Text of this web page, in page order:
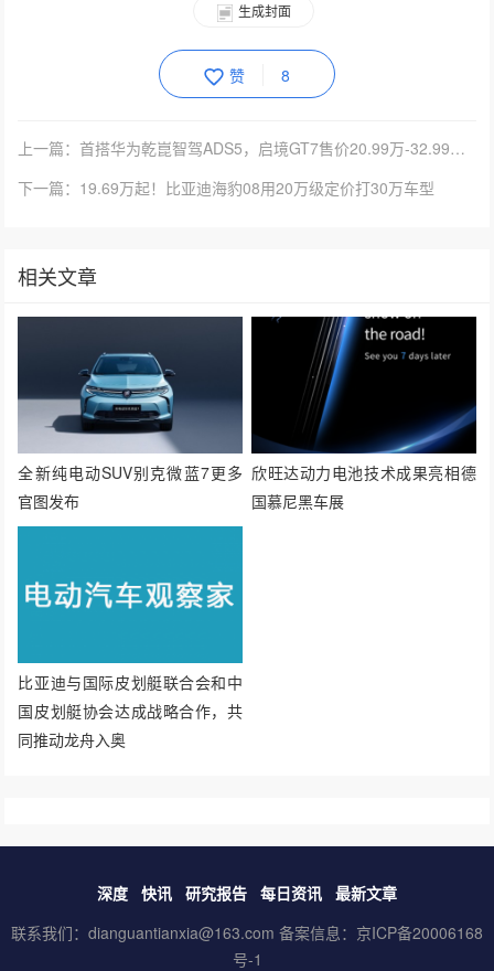
生成封面
赞 8
上一篇：首搭华为乾崑智驾ADS5，启境GT7售价20.99万-32.99万元
下一篇：19.69万起！比亚迪海豹08用20万级定价打30万车型
相关文章
全新纯电动SUV别克微蓝7更多
官图发布
欣旺达动力电池技术成果亮相德
国慕尼黑车展
比亚迪与国际皮划艇联合会和中
国皮划艇协会达成战略合作，共
同推动龙舟入奥
深度 快讯 研究报告 每日资讯 最新文章
联系我们：dianguantianxia@163.com 备案信息： 京ICP备20006168
号-1